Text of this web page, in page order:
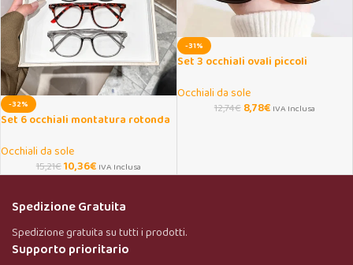
-32%
Set 6 occhiali montatura rotonda
Occhiali da sole
15,21€10,36€ IVA Inclusa
-31%
Set 3 occhiali ovali piccoli
Occhiali da sole
12,74€ 8,78€ IVA Inclusa
Spedizione Gratuita
Spedizione gratuita su tutti i prodotti.
Supporto prioritario